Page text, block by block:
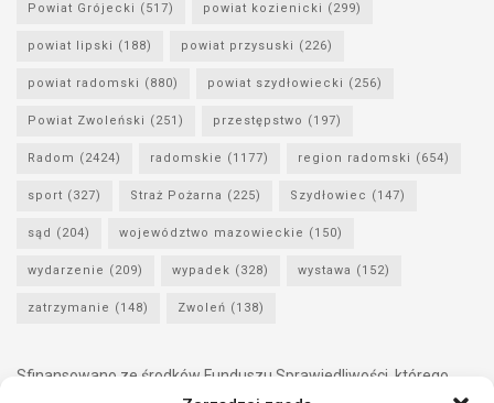
Powiat Grójecki (517) powiat kozienicki (299)
powiat lipski (188) powiat przysuski (226)
powiat radomski (880) powiat szydłowiecki (256)
Powiat Zwoleński (251) przestępstwo (197)
Radom (2424) radomskie (1177) region radomski (654)
sport (327) Straż Pożarna (225) Szydłowiec (147)
sąd (204) województwo mazowieckie (150)
wydarzenie (209) wypadek (328) wystawa (152)
zatrzymanie (148) Zwoleń (138)
Sfinansowano ze środków Funduszu Sprawiedliwości, którego